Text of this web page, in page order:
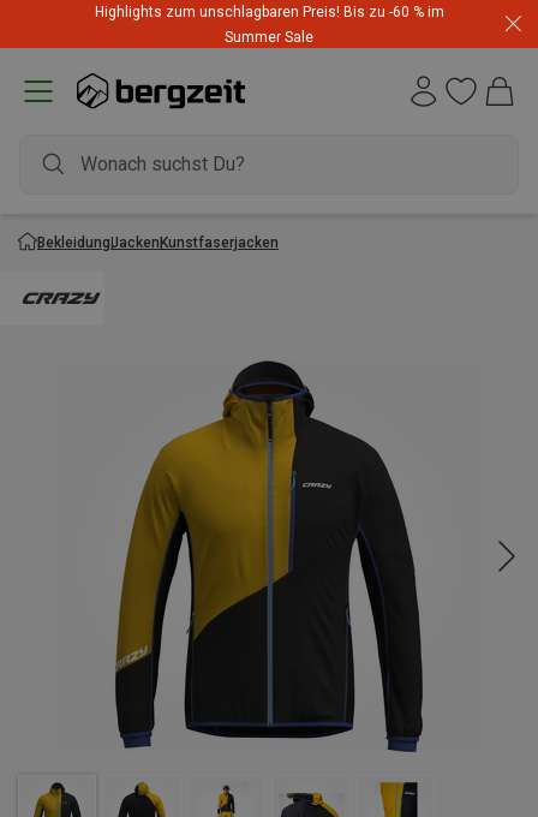
Highlights zum unschlagbaren Preis! Bis zu -60 % im
Summer Sale
BekleidungJackenKunstfaserjacken